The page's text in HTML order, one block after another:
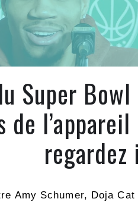
Super
de
regardez
Amy Schumer, Doja